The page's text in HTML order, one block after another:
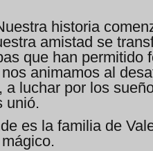
historia
amistad se
que han
animamos al
luchar por los
unió.
es la familia de